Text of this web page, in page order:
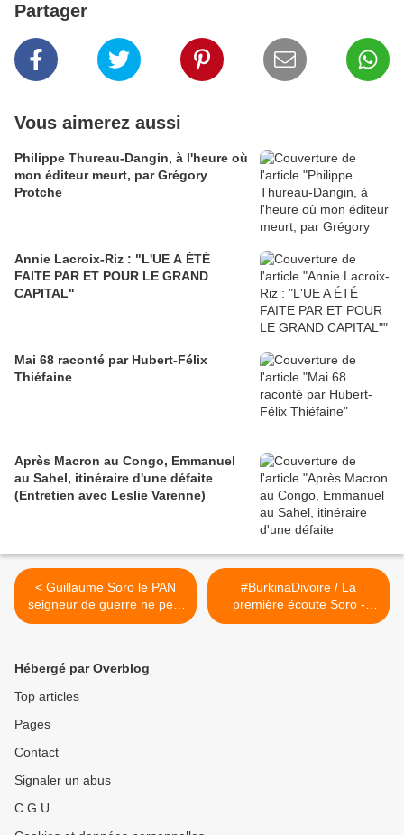
Partager
Vous aimerez aussi
Philippe Thureau-Dangin, à l'heure où
mon éditeur meurt, par Grégory
Protche
Annie Lacroix-Riz : "L'UE A ÉTÉ
FAITE PAR ET POUR LE GRAND
CAPITAL"
Mai 68 raconté par Hubert-Félix
Thiéfaine
Après Macron au Congo, Emmanuel
au Sahel, itinéraire d'une défaite
(Entretien avec Leslie Varenne)
< Guillaume Soro le PAN
seigneur de guerre ne peut
pas venir en France / PCF
#BurkinaDivoire / La
première écoute Soro -
Bassolé >
Hébergé par Overblog
Top articles
Pages
Contact
Signaler un abus
C.G.U.